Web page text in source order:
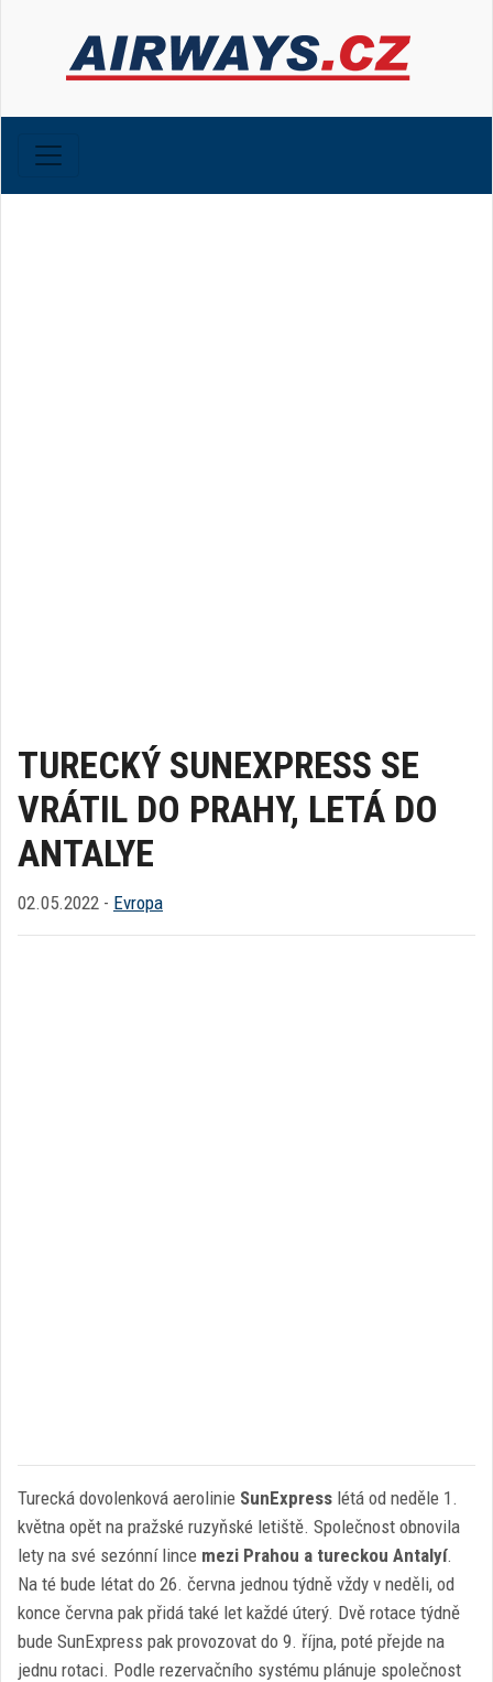
TURECKÝ SUNEXPRESS SE
VRÁTIL DO PRAHY, LETÁ DO
ANTALYE
02.05.2022 - Evropa
Turecká dovolenková aerolinie SunExpress létá od neděle 1.
května opět na pražské ruzyňské letiště. Společnost obnovila
lety na své sezónní lince mezi Prahou a tureckou Antalyí.
Na té bude létat do 26. června jednou týdně vždy v neděli, od
konce června pak přidá také let každé úterý. Dvě rotace týdně
bude SunExpress pak provozovat do 9. října, poté přejde na
jednu rotaci. Podle rezervačního systému plánuje společnost